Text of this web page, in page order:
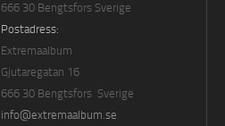
666 30 Bengtsfors Sverige
Postadress:
Extremaalbum
Gjutaregatan 16
666 30 Bengtsfors Sverige
info@extremaalbum.se